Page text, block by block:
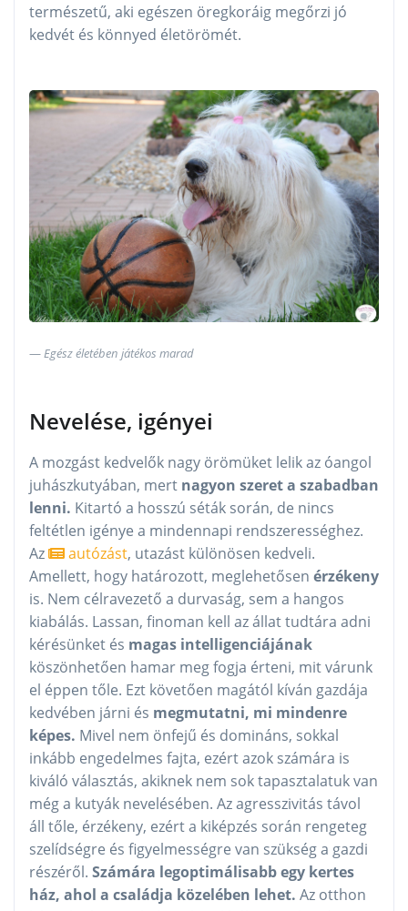
természetű, aki egészen öregkoráig megőrzi jó
kedvét és könnyed életörömét.
Egész életében játékos marad
Nevelése, igényei
A mozgást kedvelők nagy örömüket lelik az óangol
juhászkutyában, mert nagyon szeret a szabadban
lenni. Kitartó a hosszú séták során, de nincs
feltétlen igénye a mindennapi rendszerességhez.
Az
autózást, utazást különösen kedveli.
Amellett, hogy határozott, meglehetősen érzékeny
is. Nem célravezető a durvaság, sem a hangos
kiabálás. Lassan, finoman kell az állat tudtára adni
kérésünket és magas intelligenciájának
köszönhetően hamar meg fogja érteni, mit várunk
el éppen tőle. Ezt követően magától kíván gazdája
kedvében járni és megmutatni, mi mindenre
képes. Mivel nem önfejű és domináns, sokkal
inkább engedelmes fajta, ezért azok számára is
kiváló választás, akiknek nem sok tapasztalatuk van
még a kutyák nevelésében. Az agresszivitás távol
áll tőle, érzékeny, ezért a kiképzés során rengeteg
szelídségre és figyelmességre van szükség a gazdi
részéről. Számára legoptimálisabb egy kertes
ház, ahol a családja közelében lehet. Az otthon